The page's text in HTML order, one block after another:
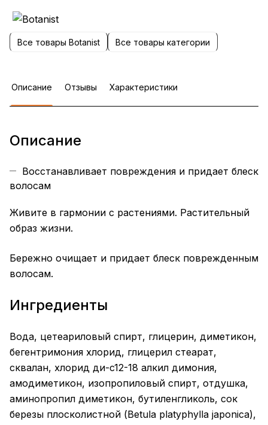
Все товары Botanist Все товары категории
Описание Отзывы Характеристики
Описание
Восстанавливает повреждения и придает блеск
волосам
Живите в гармонии с растениями. Растительный
образ жизни.
Бережно очищает и придает блеск поврежденным
волосам.
Ингредиенты
Вода, цетеариловый спирт, глицерин, диметикон,
бегентримония хлорид, глицерил стеарат,
сквалан, хлорид ди-c12-18 алкил димония,
амодиметикон, изопропиловый спирт, отдушка,
аминопропил диметикон, бутиленгликоль, сок
березы плосколистной (Betula platyphylla japonica),